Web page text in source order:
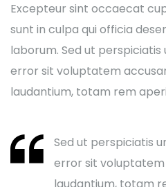
Excepteur sint occaecat
sunt in culpa qui officia
laborum. Sed ut perspiciatis
error sit voluptatem
laudantium, totam rem
Sed ut perspiciatis
error sit